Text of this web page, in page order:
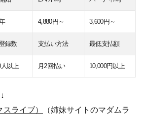
4,880円～ 3,600円～
録数 支払い方法 最低支払額
人以上 月2回払い 10,000円以上
ライブ）
（姉妹サイトのマダムラ